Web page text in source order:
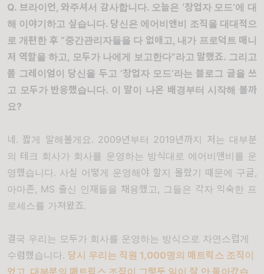
Q. 브라이언 , 와주셔서 감사합니다. 오늘은 ‘창업자 모드’에 대
해 이야기하고 싶습니다. 당신은 에어비앤비 조직을 대대적으
로 개편한 후 “중간관리자들을 다 없애고 , 내가 프로덕트 매니
저 역할을 하고 , 모두가 나에게 보고한다”라고 말했죠. 그리고
폴 그레이엄이 당신을 두고 ‘창업자 모드’라는 블로그 글을 쓰
고 모두가 반응했습니다. 이 말이 나온 배경부터 시작해 볼까
요?
네. 짧게 말해볼게요 . 2009년부터 2019년까지 저는 대부분
의 테크 회사가 회사를 운영하는 방식대로 에어비앤비를 운
영했습니다. 사실 어떻게 운영해야 할지 몰랐기 때문에 구글,
아마존, MS 출신 인재들을 채용했고 , 그들은 각자 익숙한 프
로세스를 가져왔죠.
결국 우리는 모두가 회사를 운영하는 방식으로 자연스럽게
수렴했습니다. 당시 우리는 직원 1,000명의 매트릭스 조직이
었고 대부분의 매트릭스 조직이 그렇듯 일이 잘 안 돌아갔습